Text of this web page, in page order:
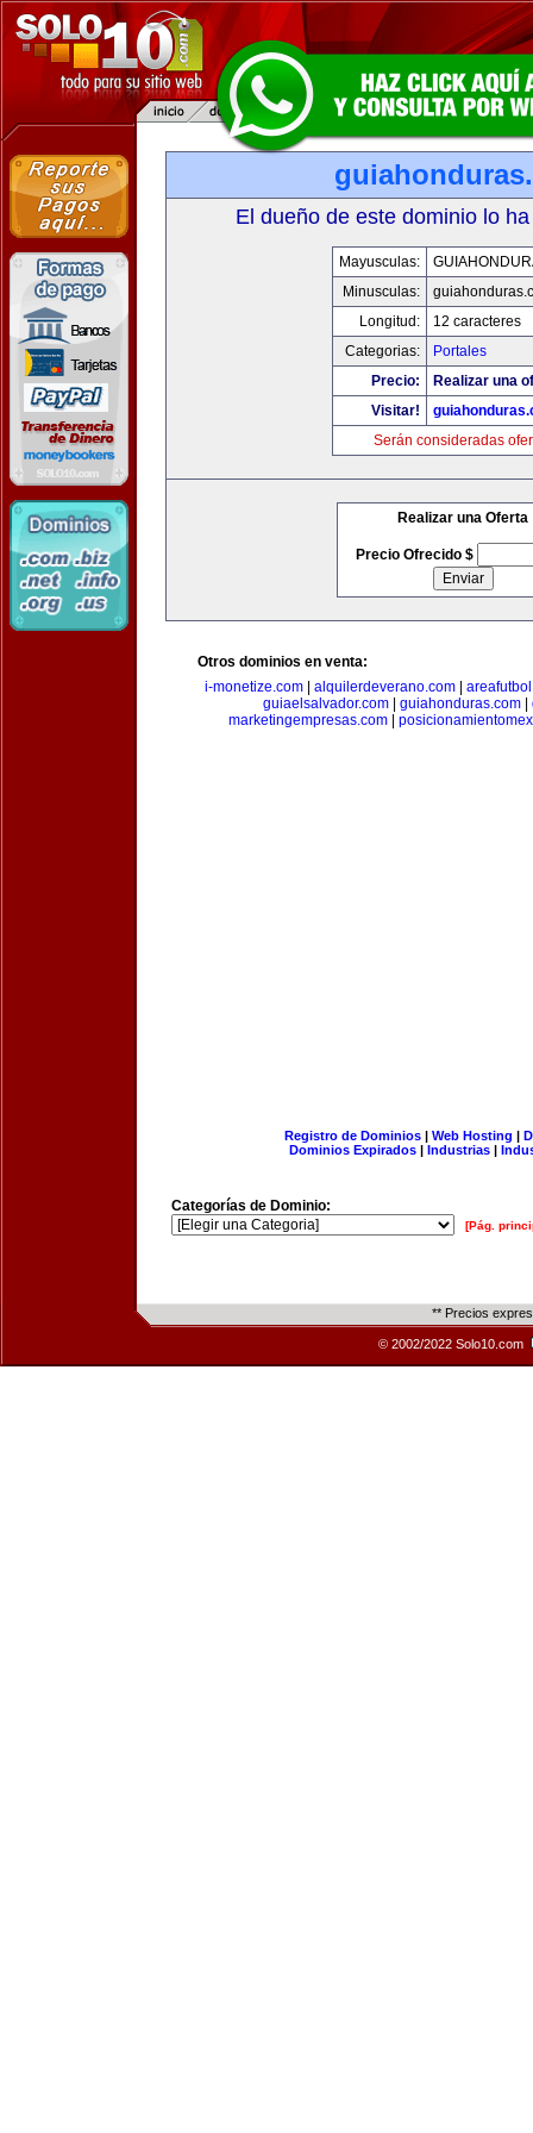
El dueño de este dominio lo
Mayusculas:
Minusculas:
Longitud:
12 caracteres
Categorias:
Portales
Precio:
Realizar una
Visitar!
Serán consideradas
Realizar una Oferta
Precio Ofrecido $
Otros dominios en venta:
i-monetize.com
alquilerdeverano.com
guiaelsalvador.com| guiahonduras.com|
marketingempresas.com
Registro de Dominios| Web Hosting |
Dominios Expirados | Industrias |
Categorías de Dominio:
[Pág.
** Precios
© 2002/2022 Solo10.com